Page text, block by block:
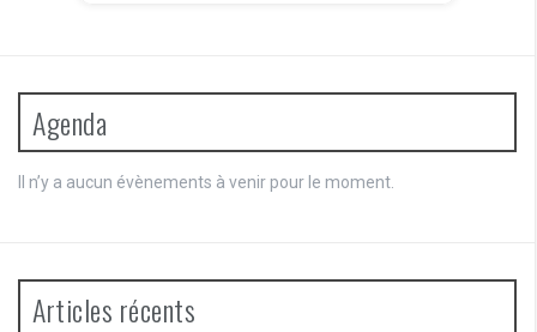
Agenda
Il n’y a aucun évènements à venir pour le moment.
Articles récents